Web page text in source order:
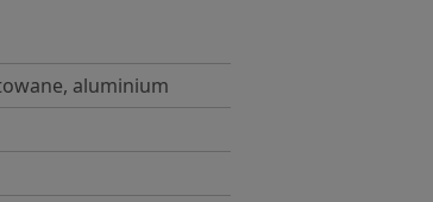
aluminium